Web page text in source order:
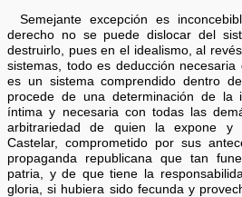
Semejante excepción es
derecho no se puede dislocar del
destruirlo, pues en el idealismo, al
sistemas, todo es deducción
es un sistema comprendido dentro
procede de una determinación de la
íntima y necesaria con todas las
arbitrariedad de quien la expone y
Castelar, comprometido por sus
propaganda republicana que tan
patria, y de que tiene la
gloria, si hubiera sido fecunda y